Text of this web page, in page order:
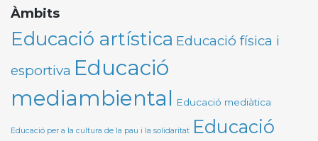
Àmbits
Educació artística Educació física i
esportiva Educació
mediambiental Educació mediàtica
Educació per a la cultura de la pau i la solidaritat Educació